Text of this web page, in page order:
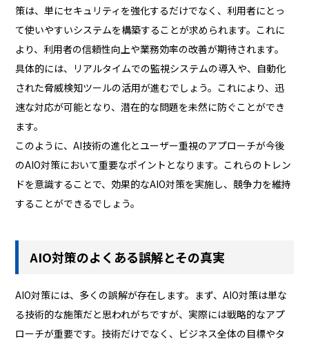
策は、単にセキュリティを強化するだけでなく、利用者にとっ
て使いやすいシステムを構築することが求められます。これに
より、利用者の信頼性向上や業務効率の改善が期待されます。
具体的には、リアルタイムでの監視システムの導入や、自動化
された脅威検知ツールの活用が進むでしょう。これにより、迅
速な対応が可能となり、潜在的な問題を未然に防ぐことができ
ます。
このように、AI技術の進化とユーザー重視のアプローチが今後
のAIO対策において重要なポイントとなります。これらのトレン
ドを意識することで、効果的なAIO対策を実施し、競争力を維持
することができるでしょう。
AIO対策のよくある誤解とその真実
AIO対策には、多くの誤解が存在します。まず、AIO対策は単な
る技術的な施策だと思われがちですが、実際には戦略的なアプ
ローチが重要です。技術だけでなく、ビジネス全体の目標やタ